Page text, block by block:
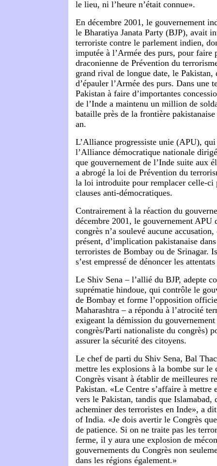
le lieu, ni l’heure n’était connue».
En décembre 2001, le gouvernement
le Bharatiya Janata Party (BJP), avait
terroriste contre le parlement indien,
imputée à l’Armée des purs, pour faire
draconienne de Prévention du
grand rival de longue date, le Pakistan,
d’épauler l’Armée des purs. Dans une
Pakistan à faire d’importantes
de l’Inde a maintenu un million de
bataille près de la frontière
an.
L’Alliance progressiste unie (APU), qui
l’Alliance démocratique nationale
que gouvernement de l’Inde suite aux
a abrogé la loi de Prévention du
la loi introduite pour remplacer celle-ci
clauses anti-démocratiques.
Contrairement à la réaction du
décembre 2001, le gouvernement APU
congrès n’a soulevé aucune
présent, d’implication pakistanaise
terroristes de Bombay ou de Srinagar.
s’est empressé de dénoncer les
Le Shiv Sena – l’allié du BJP, adepte
suprématie hindoue, qui contrôle le
de Bombay et forme l’opposition
Maharashtra – a répondu à l’atrocité
exigeant la démission du
congrès/Parti nationaliste du congrès)
assurer la sécurité des citoyens.
Le chef de parti du Shiv Sena, Bal
mettre les explosions à la bombe sur le
Congrès visant à établir de meilleures
Pakistan. «Le Centre s’affaire à mettre
vers le Pakistan, tandis que Islamabad,
acheminer des terroristes en Inde», a
of India. «Je dois avertir le Congrès
de patience. Si on ne traite pas les
ferme, il y aura une explosion de
gouvernements du Congrès non
dans les régions également.»